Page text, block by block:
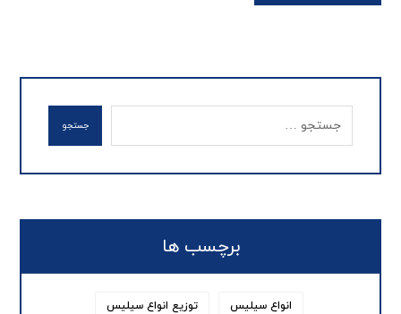
جستجو
برچسب ها
انواع سیلیس توزیع انواع سیلیس